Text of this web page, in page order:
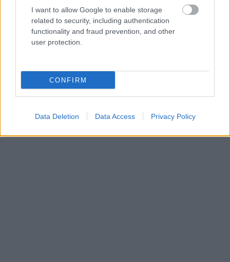
I want to allow Google to enable storage
related to security, including authentication
functionality and fraud prevention, and other
user protection.
CONFIRM
Data Deletion Data Access Privacy Policy
στη μετάφρασή της.